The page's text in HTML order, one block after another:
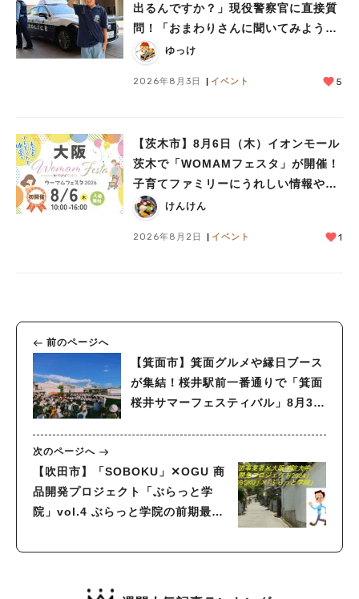
出るんですか？」現役警察官に直接質
問！「おまわりさんに聞いてみよう」
に参加しました
ゆっけ
2026年8月3日 イベント 5
【茨木市】8月6日（木）イオンモール
茨木で「WOMAMフェスタ」が開催！
子育てファミリーにうれしい情報やプ
レゼントがいっぱい♪
けんけん
2026年8月2日 イベント 1
前のページへ
【箕面市】箕面グルメや縁日ブース
が集結！桜井駅前一番通りで「箕面
桜井サマーフェスティバル」8月3日
次のページへ
【吹田市】「SOBOKU」✕OGU 商
品開発プロジェクト「ぶらっと学
院」vol.4 ぶらっと学院の前期最終
人気のキーワード
#今週どこいく？#自然とふれあう#ランチ